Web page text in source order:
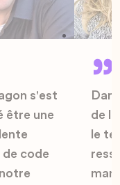
s'est
être une
de code
de
le